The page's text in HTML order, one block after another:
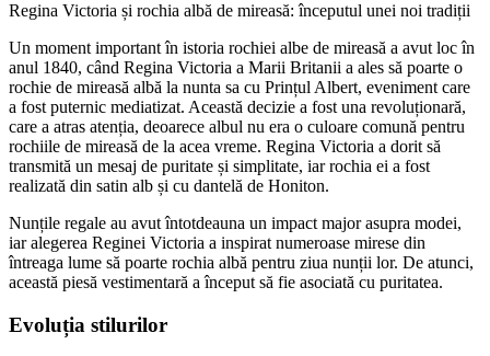
Regina Victoria și rochia albă de mireasă: începutul unei noi tradiții
Un moment important în istoria rochiei albe de mireasă a avut loc în
anul 1840, când Regina Victoria a Marii Britanii a ales să poarte o
rochie de mireasă albă la nunta sa cu Prințul Albert, eveniment care
a fost puternic mediatizat. Această decizie a fost una revoluționară,
care a atras atenția, deoarece albul nu era o culoare comună pentru
rochiile de mireasă de la acea vreme. Regina Victoria a dorit să
transmită un mesaj de puritate și simplitate, iar rochia ei a fost
realizată din satin alb și cu dantelă de Honiton.
Nunțile regale au avut întotdeauna un impact major asupra modei,
iar alegerea Reginei Victoria a inspirat numeroase mirese din
întreaga lume să poarte rochia albă pentru ziua nunții lor. De atunci,
această piesă vestimentară a început să fie asociată cu puritatea.
Evoluția stilurilor